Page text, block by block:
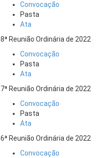
Convocação
Pasta
Ata
8ª Reunião Ordinária de 2022
Convocação
Pasta
Ata
7ª Reunião Ordinária de 2022
Convocação
Pasta
Ata
6ª Reunião Ordinária de 2022
Convocação